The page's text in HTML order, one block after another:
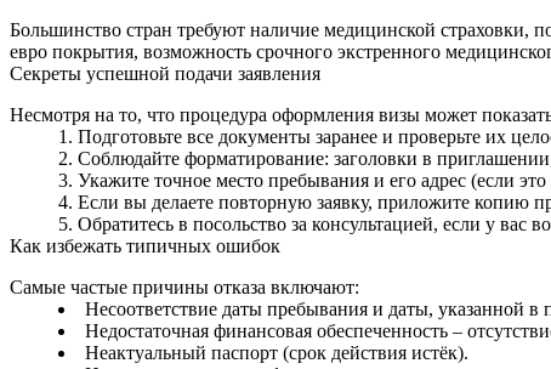
Большинство стран требуют наличие медицинской страховки,
евро покрытия, возможность срочного экстренного
Секреты успешной подачи заявления
Несмотря на то, что процедура оформления визы может
Подготовьте все документы заранее и проверьте их
Соблюдайте форматирование: заголовки в
Укажите точное место пребывания и его адрес (если
Если вы делаете повторную заявку, приложите копию
Обратитесь в посольство за консультацией, если у вас
Как избежать типичных ошибок
Самые частые причины отказа включают:
Несоответствие даты пребывания и даты, указанной в
Недостаточная финансовая обеспеченность –
Неактуальный паспорт (срок действия истёк).